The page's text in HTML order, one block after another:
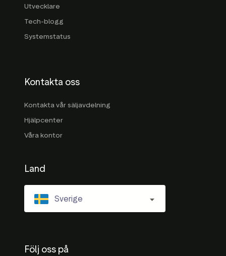
Utvecklare
Tech-blogg
Systemstatus
Kontakta oss
Kontakta vår säljavdelning
Hjälpcenter
Våra kontor
Land
Sverige
Följ oss på